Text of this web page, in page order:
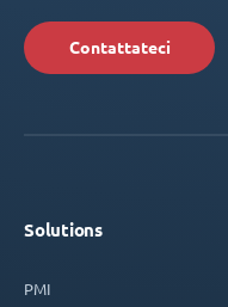
Contattateci
Solutions
PMI